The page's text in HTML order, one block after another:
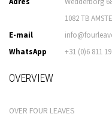
1082 TB
E-mail
WhatsApp
+31 (0)6 811
OVERVIEW
OVER FOUR LEAVES